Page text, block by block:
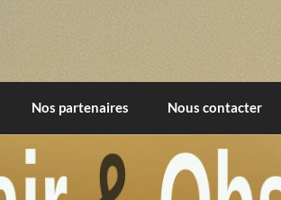
Nos partenaires Nous contacter